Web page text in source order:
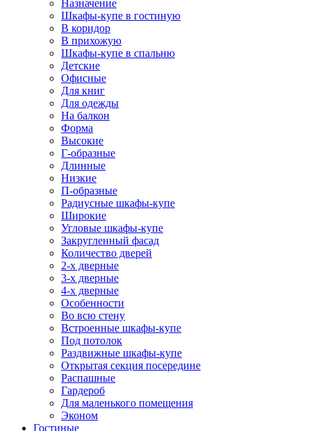
Назначение
Шкафы-купе в гостиную
В коридор
В прихожую
Шкафы-купе в спальню
Детские
Офисные
Для книг
Для одежды
На балкон
Форма
Высокие
Г-образные
Длинные
Низкие
П-образные
Радиусные шкафы-купе
Широкие
Угловые шкафы-купе
Закругленный фасад
Количество дверей
2-х дверные
3-х дверные
4-х дверные
Особенности
Во всю стену
Встроенные шкафы-купе
Под потолок
Раздвижные шкафы-купе
Открытая секция посередине
Распашные
Гардероб
Для маленького помещения
Эконом
Гостиные